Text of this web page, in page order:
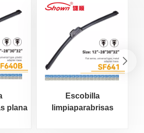
plana
Escobilla
limpiaparabrisas